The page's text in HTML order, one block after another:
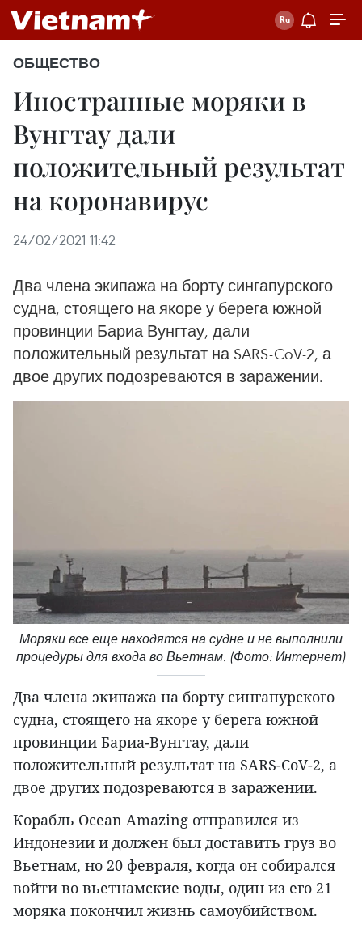
ОБЩЕСТВО
Иностранные моряки в
Вунгтау дали
положительный результат
на коронавирус
24/02/2021 11:42
Два члена экипажа на борту сингапурского
судна, стоящего на якоре у берега южной
провинции Бариа-Вунгтау, дали
положительный результат на SARS-CoV-2, а
двое других подозреваются в заражении.
Моряки все еще находятся на судне и не выполнили
процедуры для входа во Вьетнам. (Фото: Интернет)
Два члена экипажа на борту сингапурского
судна, стоящего на якоре у берега южной
провинции Бариа-Вунгтау, дали
положительный результат на SARS-CoV-2, а
двое других подозреваются в заражении.
Корабль Ocean Amazing отправился из
Индонезии и должен был доставить груз во
Вьетнам, но 20 февраля, когда он собирался
войти во вьетнамские воды, один из его 21
моряка покончил жизнь самоубийством.